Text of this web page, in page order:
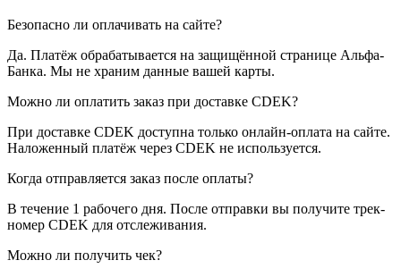
Безопасно ли оплачивать на сайте?
Да. Платёж обрабатывается на защищённой странице Альфа-
Банка. Мы не храним данные вашей карты.
Можно ли оплатить заказ при доставке CDEK?
При доставке CDEK доступна только онлайн-оплата на сайте.
Наложенный платёж через CDEK не используется.
Когда отправляется заказ после оплаты?
В течение 1 рабочего дня. После отправки вы получите трек-
номер CDEK для отслеживания.
Можно ли получить чек?